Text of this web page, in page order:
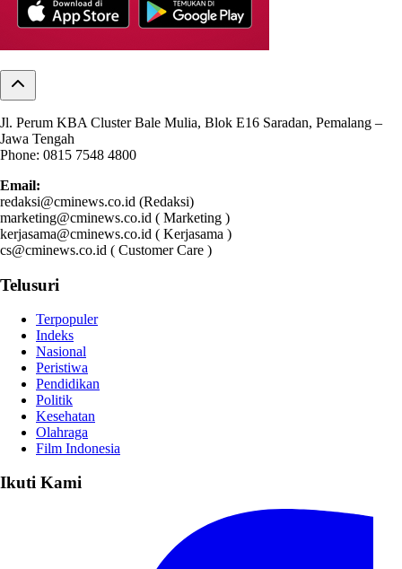
Jl. Perum KBA Cluster Bale Mulia, Blok E16 Saradan, Pemalang –
Jawa Tengah
Phone: 0815 7548 4800
Email:
redaksi@cminews.co.id (Redaksi)
marketing@cminews.co.id ( Marketing )
kerjasama@cminews.co.id ( Kerjasama )
cs@cminews.co.id ( Customer Care )
Telusuri
Terpopuler
Indeks
Nasional
Peristiwa
Pendidikan
Politik
Kesehatan
Olahraga
Film Indonesia
Ikuti Kami